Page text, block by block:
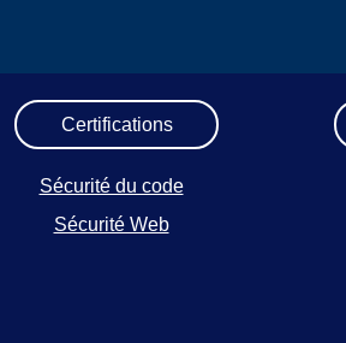
Certifications
Sécurité du code
Sécurité Web